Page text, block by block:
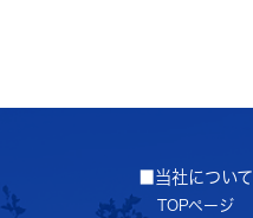
■当社について
TOPページ